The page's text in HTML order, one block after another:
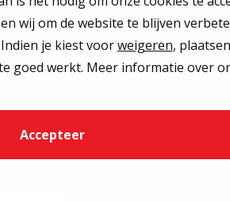
wij om de website te blijven
je kiest voorweigeren,
goed werkt. Meer informatie over
Accepteer
in